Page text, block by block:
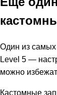
Один из самых
Level 5 —
можно
Кастомные